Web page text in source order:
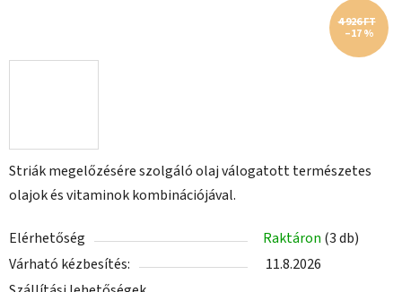
Striák megelőzésére szolgáló olaj válogatott természetes
olajok és vitaminok kombinációjával.
Elérhetőség Raktáron (3 db)
Várható kézbesítés:
11.8.2026
4 926 FT
–17 %